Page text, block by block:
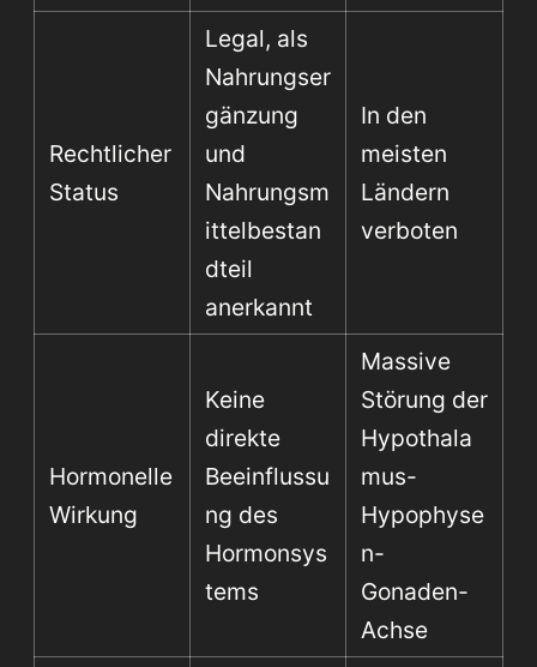
Rechtlicher
Status
Legal, als
Nahrungser
gänzung
und
Nahrungsm
ittelbestan
dteil
anerkannt
In den
meisten
Ländern
verboten
Hormonelle
Wirkung
Keine
direkte
Beeinflussu
ng des
Hormonsys
tems
Massive
Störung der
Hypothala
mus-
Hypophyse
n-
Gonaden-
Achse